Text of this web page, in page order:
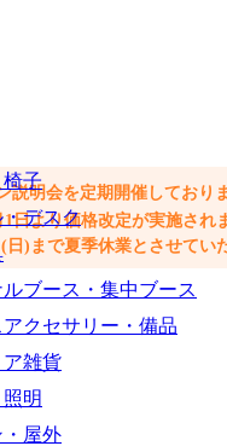
子
デスク
ブース・集中ブース
クセサリー・備品
雑貨
明
・屋外
ます明会を定期開催しておりま
より価格改定が実施され
)まで夏季休業とさせてい